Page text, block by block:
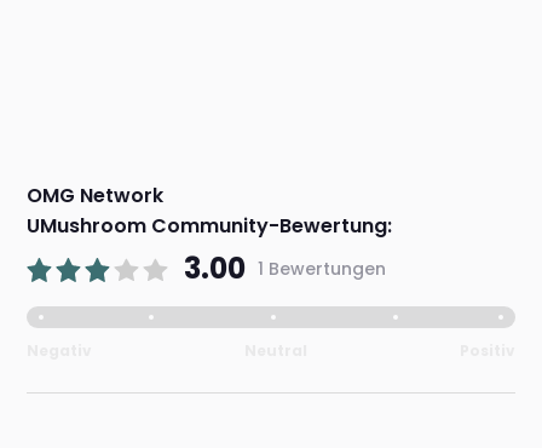
OMG Network
UMushroom Community-Bewertung:
3.00 1 Bewertungen